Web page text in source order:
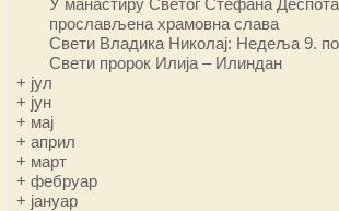
прослављена храмовна слава
Свети Владика Николај: Недеља 9.
Свети пророк Илија – Илиндан
+ јул
+ јун
+ мај
+април
+ март
+фебруар
+ јануар